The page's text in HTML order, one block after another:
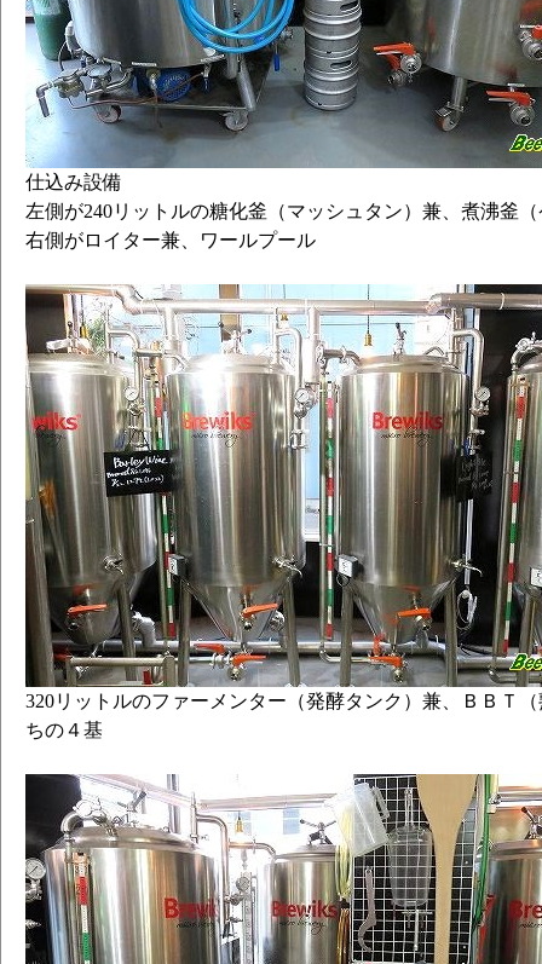
仕込み設備
左側が240リットルの糖化釜（マッシュタン）兼、煮沸釜
右側がロイター兼、ワールプール
320リットルのファーメンター（発酵タンク）兼、ＢＢＴ
ちの４基